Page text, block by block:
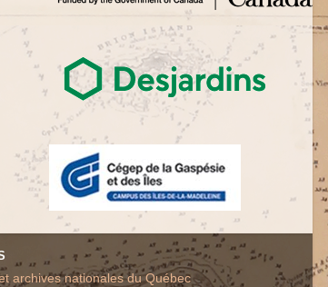
archives nationales du Québec